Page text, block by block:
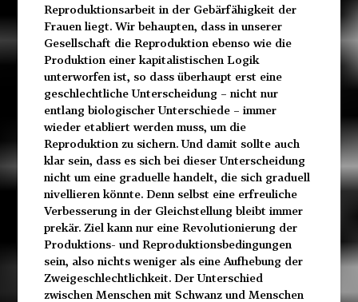
Reproduktionsarbeit in der Gebärfähigkeit der
Frauen liegt. Wir behaupten, dass in unserer
Gesellschaft die Reproduktion ebenso wie die
Produktion einer kapitalistischen Logik
unterworfen ist, so dass überhaupt erst eine
geschlechtliche Unterscheidung – nicht nur
entlang biologischer Unterschiede – immer
wieder etabliert werden muss, um die
Reproduktion zu sichern. Und damit sollte auch
klar sein, dass es sich bei dieser Unterscheidung
nicht um eine graduelle handelt, die sich graduell
nivellieren könnte. Denn selbst eine erfreuliche
Verbesserung in der Gleichstellung bleibt immer
prekär. Ziel kann nur eine Revolutionierung der
Produktions- und Reproduktionsbedingungen
sein, also nichts weniger als eine Aufhebung der
Zweigeschlechtlichkeit. Der Unterschied
zwischen Menschen mit Schwanz und Menschen